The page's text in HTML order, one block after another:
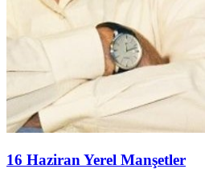
16 Haziran Yerel Manşetler